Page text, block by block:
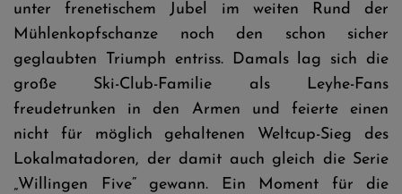
unter frenetischem Jubel im weiten Rund der
Mühlenkopfschanze noch den schon sicher
geglaubten Triumph entriss. Damals lag sich die
große Ski-Club-Familie als Leyhe-Fans
freudetrunken in den Armen und feierte einen
nicht für möglich gehaltenen Weltcup-Sieg des
Lokalmatadoren, der damit auch gleich die Serie
„Willingen Five“ gewann. Ein Moment für die